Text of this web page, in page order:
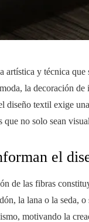
y técnica
la decoración
diseño textil exige
no solo sean
el
de las fibras
la lana o la seda,
motivando la